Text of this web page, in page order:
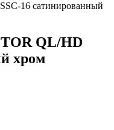
16 сатинированный
QL/HD
хром